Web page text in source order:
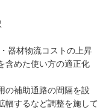
器材物流コストの上昇
含めた使い方の適正化
の補助通路の間隔を設
幅するなど調整を施して